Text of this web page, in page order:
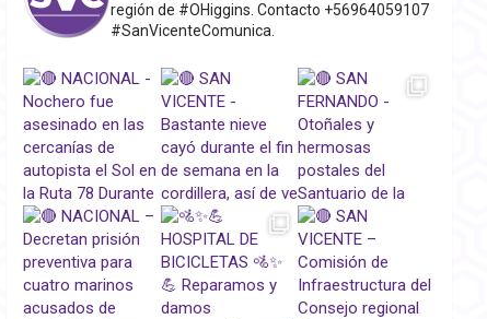
región de #OHiggins. Contacto +56964059107
#SanVicenteComunica.